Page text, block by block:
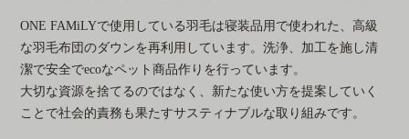
ONE FAMiLYで使用している羽毛は寝装品用で使われた、高級
な羽毛布団のダウンを再利用しています。洗浄、加工を施し清
潔で安全でecoなペット商品作りを行っています。
大切な資源を捨てるのではなく、新たな使い方を提案していく
ことで社会的責務も果たすサスティナブルな取り組みです。